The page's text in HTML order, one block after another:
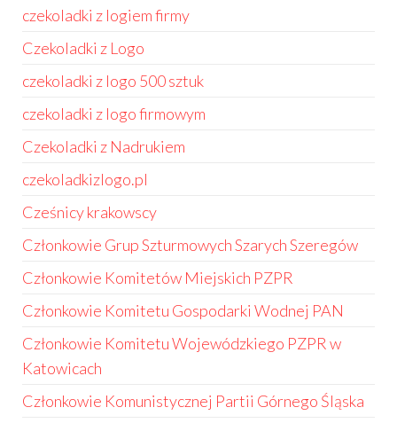
czekoladki z logiem firmy
Czekoladki z Logo
czekoladki z logo 500 sztuk
czekoladki z logo firmowym
Czekoladki z Nadrukiem
czekoladkizlogo.pl
Cześnicy krakowscy
Członkowie Grup Szturmowych Szarych Szeregów
Członkowie Komitetów Miejskich PZPR
Członkowie Komitetu Gospodarki Wodnej PAN
Członkowie Komitetu Wojewódzkiego PZPR w
Katowicach
Członkowie Komunistycznej Partii Górnego Śląska